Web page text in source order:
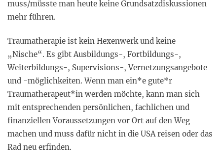
muss/müsste man heute keine Grundsatzdiskussionen
mehr führen.
Traumatherapie ist kein Hexenwerk und keine
„Nische“. Es gibt Ausbildungs-, Fortbildungs-,
Weiterbildungs-, Supervisions-, Vernetzungsangebote
und -möglichkeiten. Wenn man ein*e gute*r
Traumatherapeut*in werden möchte, kann man sich
mit entsprechenden persönlichen, fachlichen und
finanziellen Voraussetzungen vor Ort auf den Weg
machen und muss dafür nicht in die USA reisen oder das
Rad neu erfinden.